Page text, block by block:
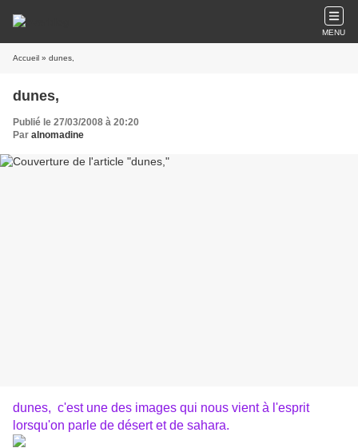
MENU
Accueil » dunes,
dunes,
Publié le 27/03/2008 à 20:20
Par alnomadine
dunes, c'est une des images qui nous vient à l'esprit
lorsqu'on parle de désert et de sahara.